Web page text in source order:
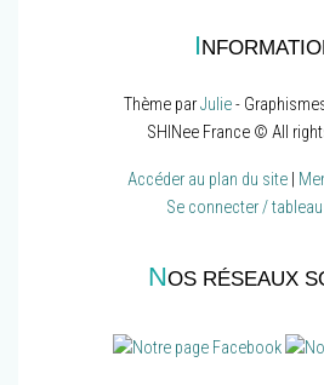
I
Thème parJulie-
SHINee France © All
Accéder au plan du site|
Se connecter /
NOS RÉSEAUX